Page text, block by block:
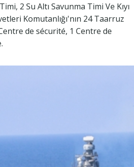
2 Su Altı Savunma Timi Ve Kıyı
Komutanlığı'nın 24 Taarruz
de sécurité, 1 Centre de